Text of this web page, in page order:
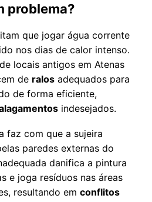
problema?
que jogar água corrente
nos dias de calor intenso.
locais antigos em Atenas
de ralos adequados para
de forma eficiente,
indesejados.
faz com que a sujeira
paredes externas do
danifica a pintura
e joga resíduos nas áreas
resultando em conflitos